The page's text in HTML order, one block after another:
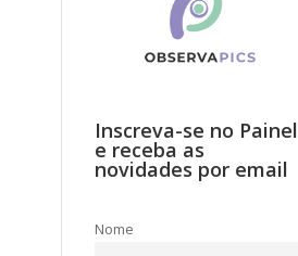
Inscreva-se no Painel
e receba as
novidades por email
Nome